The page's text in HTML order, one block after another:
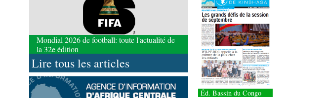
Mondial 2026 de football: toute l'actualité de
la 32e édition
Lire tous les articles
Éd. Bassin du Congo